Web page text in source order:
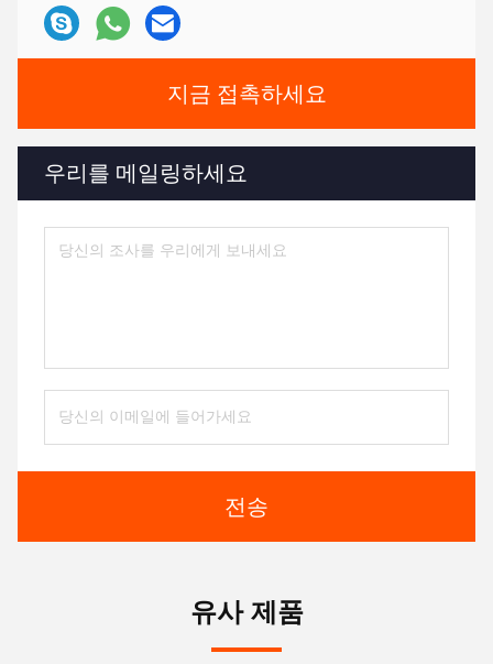
지금 접촉하세요
우리를 메일링하세요
전송
유사 제품